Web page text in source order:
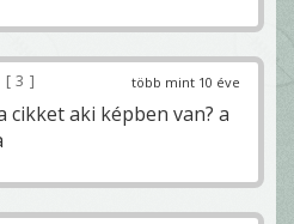
több mint 10 éve
3
cikket aki képben van? a